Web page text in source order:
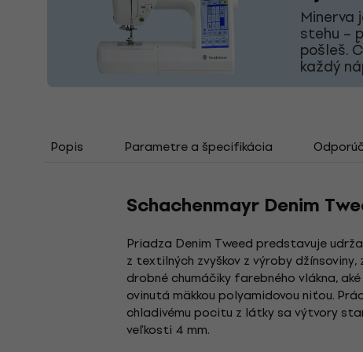
Minerva
stehu –
pošleš.
každý
Popis Parametre a špecifikácia
Schachenmayr Denim
Priadza Denim Tweed predstavuje
z textilných zvyškov z výroby
drobné chumáčiky farebného vlákna,
ovinutá mäkkou polyamidovou niťou.
chladivému pocitu z látky sa výtvory
veľkosti 4 mm.